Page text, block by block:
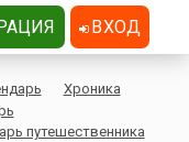
Хроника
путешественника
ВХОД